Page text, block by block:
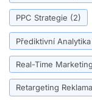
PPC Strategie (2)
Přediktivní Analytika
Real-Time Marketing
Retargeting Reklama